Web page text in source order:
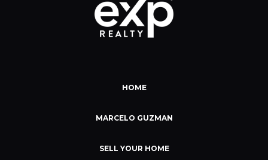
HOME
MARCELO GUZMAN
SELL YOUR HOME